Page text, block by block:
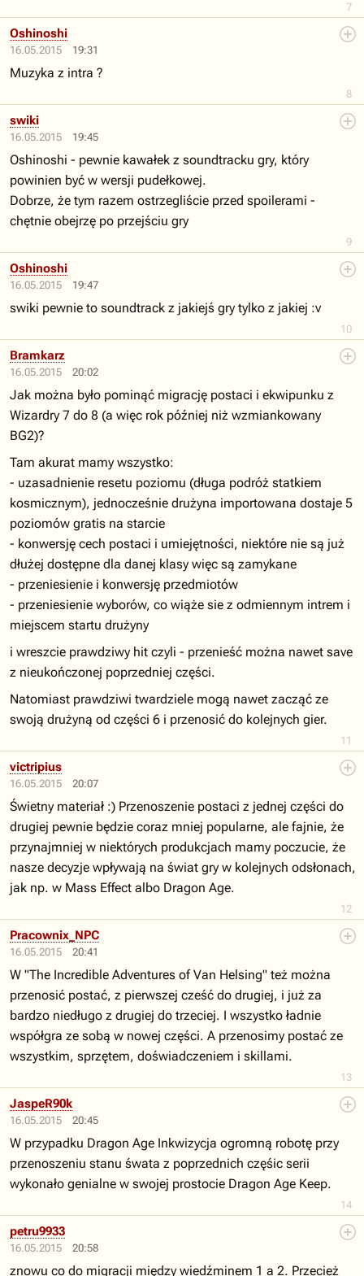
7
16.05.2015 19:31
8
Oshinoshi
Muzyka z intra ?
16.05.2015 19:45
9
swiki
Oshinoshi - pewnie kawałek z soundtracku gry, który
powinien być w wersji pudełkowej.
Dobrze, że tym razem ostrzegliście przed spoilerami -
chętnie obejrzę po przejściu gry
16.05.2015 19:47
10
Oshinoshi
swiki pewnie to soundtrack z jakiejś gry tylko z jakiej :v
16.05.2015 20:02
11
Bramkarz
Jak można było pominąć migrację postaci i ekwipunku z
Wizardry 7 do 8 (a więc rok później niż wzmiankowany
BG2)?
Tam akurat mamy wszystko:
- uzasadnienie resetu poziomu (długa podróż statkiem
kosmicznym), jednocześnie drużyna importowana dostaje 5
poziomów gratis na starcie
- konwersję cech postaci i umiejętności, niektóre nie są już
dłużej dostępne dla danej klasy więc są zamykane
- przeniesienie i konwersję przedmiotów
- przeniesienie wyborów, co wiąże sie z odmiennym intrem i
miejscem startu drużyny
i wreszcie prawdziwy hit czyli - przenieść można nawet save
z nieukończonej poprzedniej części.
Natomiast prawdziwi twardziele mogą nawet zacząć ze
swoją drużyną od części 6 i przenosić do kolejnych gier.
16.05.2015 20:07
12
victripius
Świetny materiał :) Przenoszenie postaci z jednej części do
drugiej pewnie będzie coraz mniej popularne, ale fajnie, że
przynajmniej w niektórych produkcjach mamy poczucie, że
nasze decyzje wpływają na świat gry w kolejnych odsłonach,
jak np. w Mass Effect albo Dragon Age.
16.05.2015 20:41
13
Pracownix_NPC
W "The Incredible Adventures of Van Helsing" też można
przenosić postać, z pierwszej cześć do drugiej, i już za
bardzo niedługo z drugiej do trzeciej. I wszystko ładnie
współgra ze sobą w nowej części. A przenosimy postać ze
wszystkim, sprzętem, doświadczeniem i skillami.
16.05.2015 20:45
14
JaspeR90k
W przypadku Dragon Age Inkwizycja ogromną robotę przy
przenoszeniu stanu śwata z poprzednich częśic serii
wykonało genialne w swojej prostocie Dragon Age Keep.
16.05.2015 20:58
petru9933
znowu co do migracji między wiedźminem 1 a 2. Przecież